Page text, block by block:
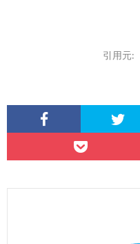
引用元: